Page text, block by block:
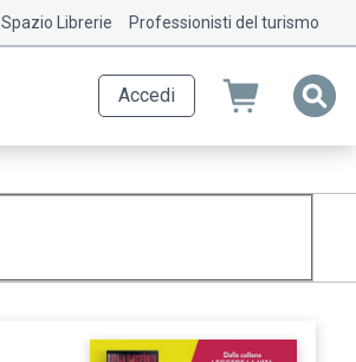
Spazio Librerie Professionisti del turismo
Accedi